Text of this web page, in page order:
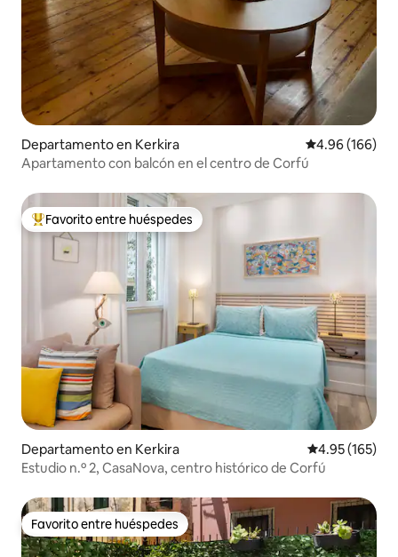
Departamento en Kerkira Calificación
4.96 (166)
Apartamento con balcón en el centro de Corfú
De los mejores en Favorito entre huéspedes
Favorito entre huéspedes
Departamento en Kerkira Calificación
4.95 (165)
Estudio n.º 2, CasaNova, centro histórico de Corfú
Favorito entre huéspedes
Favorito entre huéspedes